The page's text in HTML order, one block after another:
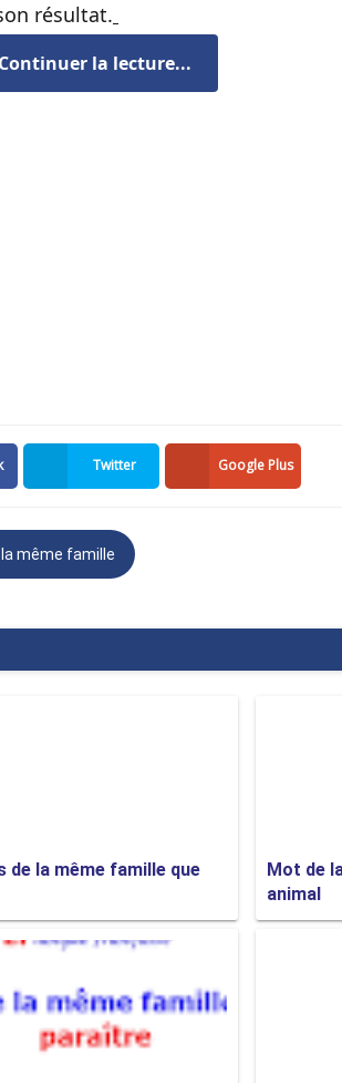
résultat.
la couleur de..
Continuer la lecture...
Twitter Google Plus
même famille
Mot de
animal
de la même famille que